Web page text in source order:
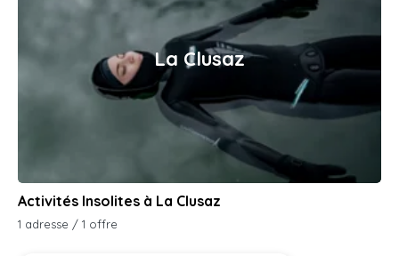
La Clusaz
Activités Insolites à La Clusaz
1 adresse / 1 offre